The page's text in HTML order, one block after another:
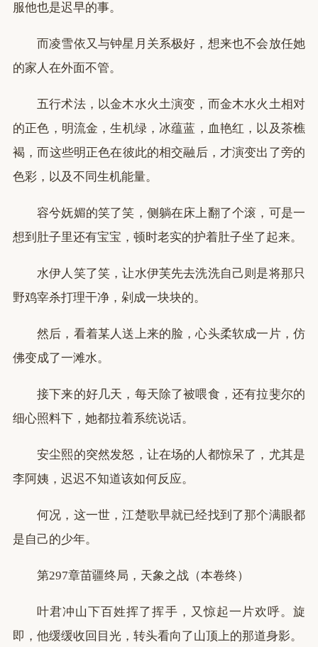
服他也是迟早的事。
而凌雪依又与钟星月关系极好，想来也不会放任她
的家人在外面不管。
五行术法，以金木水火土演变，而金木水火土相对
的正色，明流金，生机绿，冰蕴蓝，血艳红，以及茶樵
褐，而这些明正色在彼此的相交融后，才演变出了旁的
色彩，以及不同生机能量。
容兮妩媚的笑了笑，侧躺在床上翻了个滚，可是一
想到肚子里还有宝宝，顿时老实的护着肚子坐了起来。
水伊人笑了笑，让水伊芙先去洗洗自己则是将那只
野鸡宰杀打理干净，剁成一块块的。
然后，看着某人送上来的脸，心头柔软成一片，仿
佛变成了一滩水。
接下来的好几天，每天除了被喂食，还有拉斐尔的
细心照料下，她都拉着系统说话。
安尘熙的突然发怒，让在场的人都惊呆了，尤其是
李阿姨，迟迟不知道该如何反应。
何况，这一世，江楚歌早就已经找到了那个满眼都
是自己的少年。
第297章苗疆终局，天象之战（本卷终）
叶君冲山下百姓挥了挥手，又惊起一片欢呼。旋
即，他缓缓收回目光，转头看向了山顶上的那道身影。